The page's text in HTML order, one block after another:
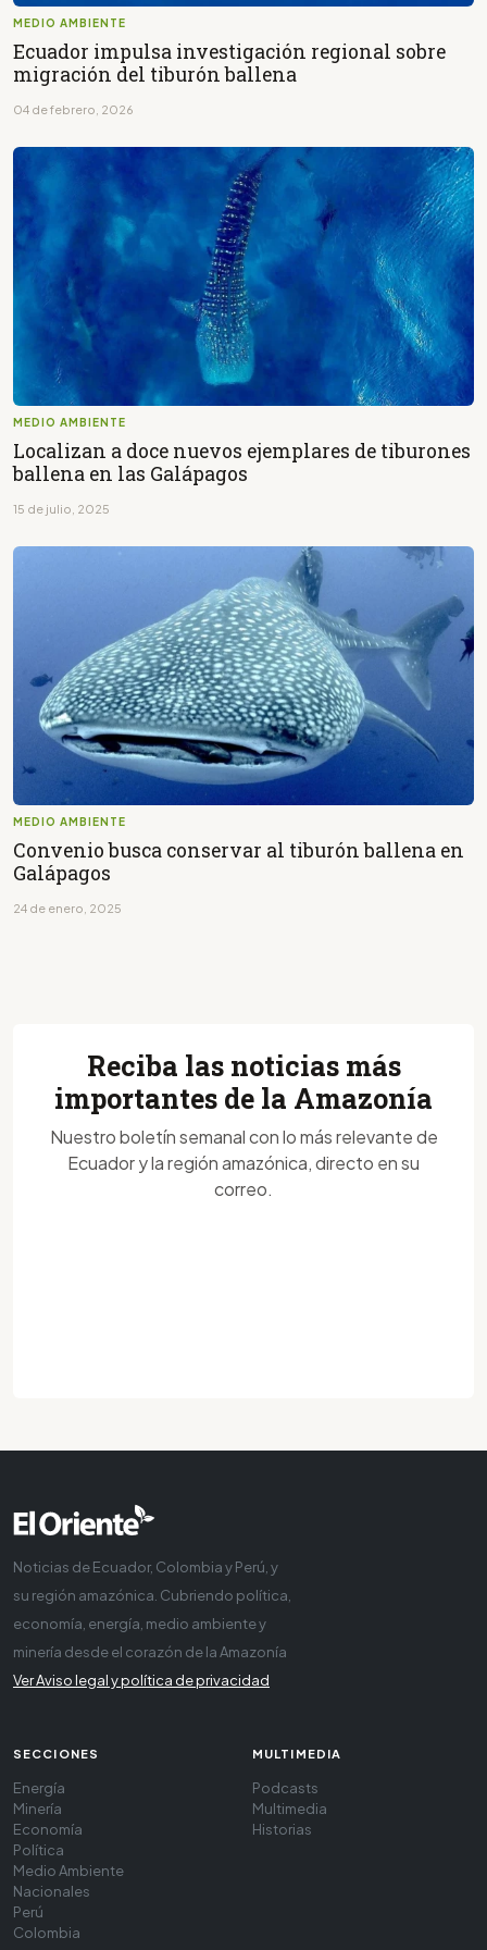
MEDIO AMBIENTE
Ecuador impulsa investigación regional sobre
migración del tiburón ballena
04 de febrero, 2026
MEDIO AMBIENTE
Localizan a doce nuevos ejemplares de tiburones
ballena en las Galápagos
15 de julio, 2025
MEDIO AMBIENTE
Convenio busca conservar al tiburón ballena en
Galápagos
24 de enero, 2025
Reciba las noticias más
importantes de la Amazonía
Nuestro boletín semanal con lo más relevante de
Ecuador y la región amazónica, directo en su
correo.
Noticias de Ecuador, Colombia y Perú, y
su región amazónica. Cubriendo política,
economía, energía, medio ambiente y
minería desde el corazón de la Amazonía
Ver Aviso legal y política de privacidad
SECCIONES
Energía
Minería
Economía
Política
Medio Ambiente
Nacionales
Perú
Colombia
MULTIMEDIA
Podcasts
Multimedia
Historias